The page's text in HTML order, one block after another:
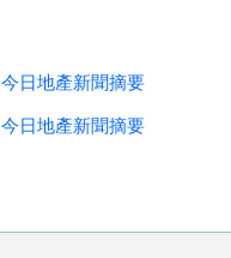
今日地產新聞摘要
今日地產新聞摘要